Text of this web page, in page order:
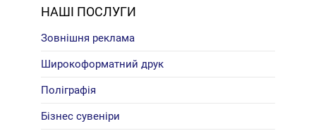
НАШІ ПОСЛУГИ
Зовнішня реклама
Широкоформатний друк
Поліграфія
Бізнес сувеніри